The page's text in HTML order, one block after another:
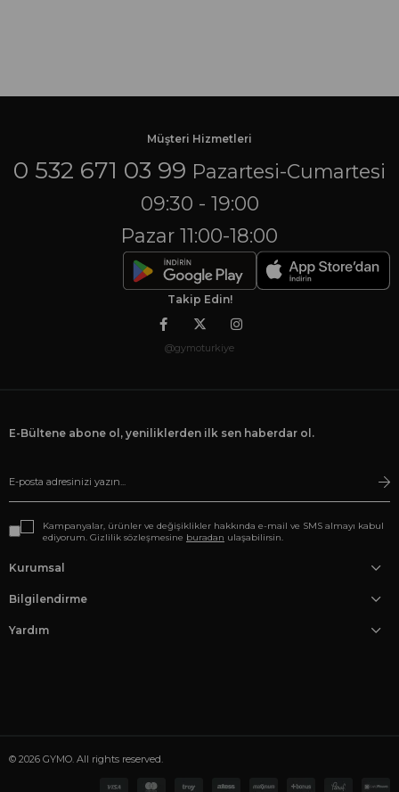
Müşteri Hizmetleri
0 532 671 03 99 Pazartesi-Cumartesi
09:30 - 19:00
Pazar 11:00-18:00
Takip Edin!
@gymoturkiye
E-Bültene abone ol, yeniliklerden ilk sen haberdar ol.
Kampanyalar, ürünler ve değişiklikler hakkında e-mail ve SMS almayı kabul
ediyorum. Gizlilik sözleşmesine buradan ulaşabilirsin.
Kurumsal
Bilgilendirme
Yardım
© 2026 GYMO. All rights reserved.